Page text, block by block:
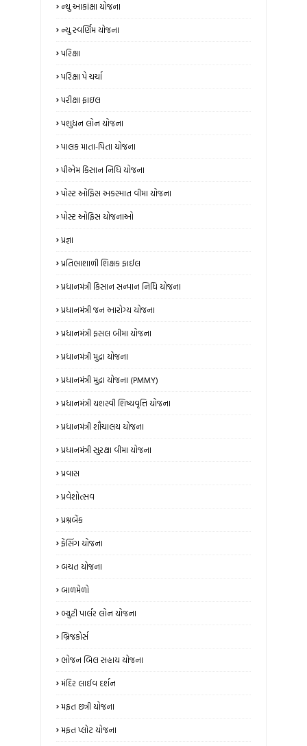
ન્‍યુ આકાંક્ષા યોજના
ન્યુ સ્‍વર્ણિમ યોજના
પરિક્ષા
પરિક્ષા પે ચર્ચા
પરીક્ષા ફાઇલ
પશુધન લોન યોજના
પાલક માતા-પિતા યોજના
પીએમ કિસાન નિધિ યોજના
પોસ્ટ ઓફિસ અકસ્માત વીમા યોજના
પોસ્ટ ઓફિસ યોજનાઓ
પ્રજ્ઞા
પ્રતિભાશાળી શિક્ષક ફાઈલ
પ્રધાનમંત્રી કિસાન સન્માન નિધિ યોજના
પ્રધાનમંત્રી જન આરોગ્ય યોજના
પ્રધાનમંત્રી ફસલ બીમા યોજના
પ્રધાનમંત્રી મુદ્રા યોજના
પ્રધાનમંત્રી મુદ્રા યોજના (PMMY)
પ્રધાનમંત્રી યશસ્વી શિષ્યવૃત્તિ યોજના
પ્રધાનમંત્રી શૌચાલય યોજના
પ્રધાનમંત્રી સુરક્ષા વીમા યોજના
પ્રવાસ
પ્રવેશોત્સવ
પ્રશ્નબેંક
ફેંસિંગ યોજના
બચત યોજના
બાળમેળો
બ્યુટી પાર્લર લોન યોજના
બ્રિજકોર્સ
ભોજન બિલ સહાય યોજના
મંદિર લાઈવ દર્શન
મફત છત્રી યોજના
મફત પ્લોટ યોજના